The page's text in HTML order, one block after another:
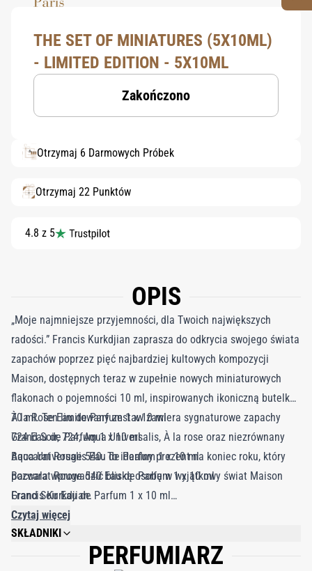
THE SET OF MINIATURES (5X10ML)
- LIMITED EDITION - 5X10ML
Zakończono
Otrzymaj 6 Darmowych Próbek
Otrzymaj 22 Punktów
4.8 z 5
OPIS
„Moje najmniejsze przyjemności, dla Twoich największych
radości.” Francis Kurkdjian zaprasza do odkrycia swojego świata
zapachów poprzez pięć najbardziej kultowych kompozycji
Maison, dostępnych teraz w zupełnie nowych miniaturowych
flakonach o pojemności 10 ml, inspirowanych ikoniczną butelką
70 ml. Ten limitowany zestaw zawiera sygnaturowe zapachy
Grand Soir, 724, Aqua Universalis, À la rose oraz niezrównany
Baccarat Rouge 540. To idealny prezent na koniec roku, który
pozwala wprowadzić bliską osobę w wyjątkowy świat Maison
Francis Kurkdjian.
À la Rose Eau de Parfum 1 x 10 ml
724 Eau de Parfum 1 x 10 ml
Aqua Universalis Eau de Parfum 1 x 10 ml
Baccarat Rouge 540 Eau de Parfum 1 x 10 ml
Grand Soir Eau de Parfum 1 x 10 ml
Należy pamiętać, że miniatury nie posiadają atomizera i są
wyposażone w zakręcane otwarcie
Czytaj więcej
SKŁADNIKI
PLEASE REFER TO EACH INDIVIDUAL PRODUCT IN THE SET FOR THE
COMPLETE INGREDIENT LIST.PERFUMIARZ